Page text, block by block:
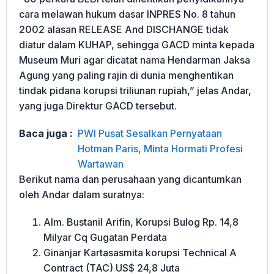
cara melawan hukum dasar INPRES No. 8 tahun
2002 alasan RELEASE And DISCHANGE tidak
diatur dalam KUHAP, sehingga GACD minta kepada
Museum Muri agar dicatat nama Hendarman Jaksa
Agung yang paling rajin di dunia menghentikan
tindak pidana korupsi triliunan rupiah,” jelas Andar,
yang juga Direktur GACD tersebut.
Baca juga : PWI Pusat Sesalkan Pernyataan
Hotman Paris, Minta Hormati Profesi
Wartawan
Berikut nama dan perusahaan yang dicantumkan
oleh Andar dalam suratnya:
Alm. Bustanil Arifin, Korupsi Bulog Rp. 14,8
Milyar Cq Gugatan Perdata
Ginanjar Kartasasmita korupsi Technical A
Contract (TAC) US$ 24,8 Juta